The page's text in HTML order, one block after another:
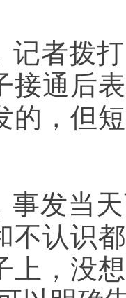
记者拨
接通后
的，但
事发当
不认识
上，没